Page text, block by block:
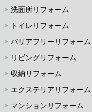
洗面所リフォーム
トイレリフォーム
バリアフリーリフォーム
リビングリフォーム
収納リフォーム
エクステリアリフォーム
マンションリフォーム